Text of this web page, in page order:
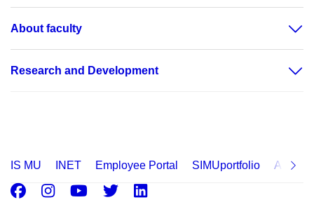
About faculty
Research and Development
IS MU INET Employee Portal SIMUportfolio
Facebook
Instagram
Youtube
Twitter